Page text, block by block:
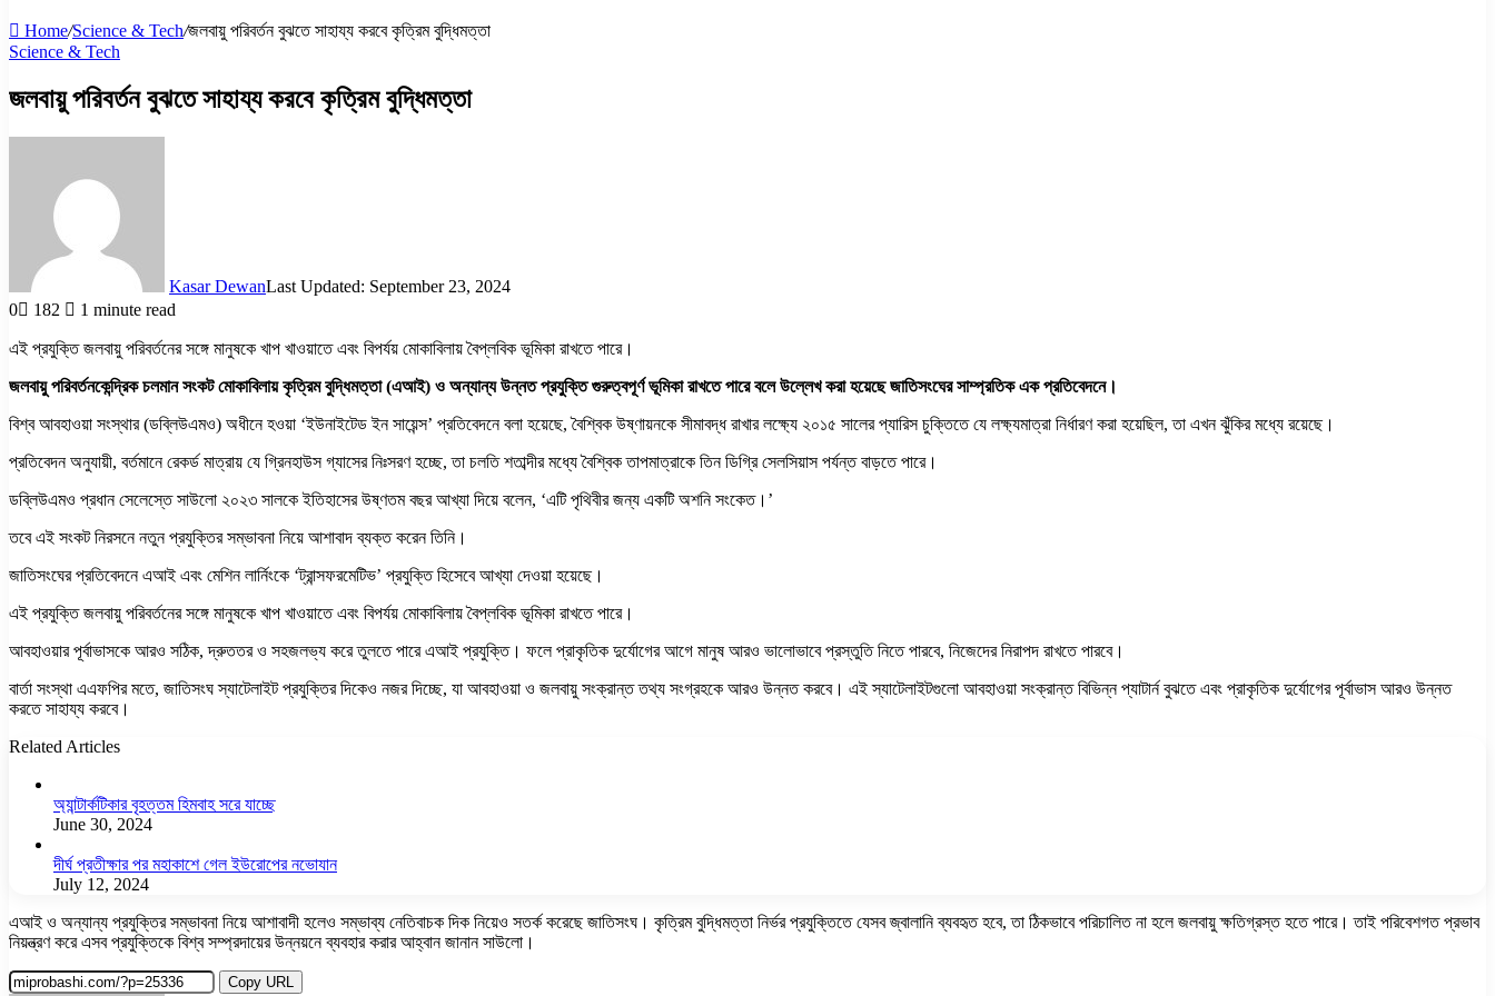
Home/Science & Tech/জলবায়ু পরিবর্তন বুঝতে সাহায্য করবে কৃত্রিম বুদ্ধিমত্তা
Science & Tech
জলবায়ু পরিবর্তন বুঝতে সাহায্য করবে কৃত্রিম বুদ্ধিমত্তা
Kasar DewanLast Updated: September 23, 2024
0
182 1 minute read
এই প্রযুক্তি জলবায়ু পরিবর্তনের সঙ্গে মানুষকে খাপ খাওয়াতে এবং বিপর্যয় মোকাবিলায় বৈপ্লবিক ভূমিকা রাখতে পারে।
জলবায়ু পরিবর্তনকেন্দ্রিক চলমান সংকট মোকাবিলায় কৃত্রিম বুদ্ধিমত্তা (এআই) ও অন্যান্য উন্নত প্রযুক্তি গুরুত্বপূর্ণ ভূমিকা রাখতে পারে বলে উল্লেখ করা হয়েছে জাতিসংঘের সাম্প্রতিক এক প্রতিবেদনে।
বিশ্ব আবহাওয়া সংস্থার (ডব্লিউএমও) অধীনে হওয়া ‘ইউনাইটেড ইন সায়েন্স’ প্রতিবেদনে বলা হয়েছে, বৈশ্বিক উষ্ণায়নকে সীমাবদ্ধ রাখার লক্ষ্যে ২০১৫ সালের প্যারিস চুক্তিতে যে লক্ষ্যমাত্রা নির্ধারণ করা হয়েছিল, তা এখন ঝুঁকির মধ্যে রয়েছে।
প্রতিবেদন অনুযায়ী, বর্তমানে রেকর্ড মাত্রায় যে গ্রিনহাউস গ্যাসের নিঃসরণ হচ্ছে, তা চলতি শতাব্দীর মধ্যে বৈশ্বিক তাপমাত্রাকে তিন ডিগ্রি সেলসিয়াস পর্যন্ত বাড়তে পারে।
ডব্লিউএমও প্রধান সেলেস্তে সাউলো ২০২৩ সালকে ইতিহাসের উষ্ণতম বছর আখ্যা দিয়ে বলেন, ‘এটি পৃথিবীর জন্য একটি অশনি সংকেত।’
তবে এই সংকট নিরসনে নতুন প্রযুক্তির সম্ভাবনা নিয়ে আশাবাদ ব্যক্ত করেন তিনি।
জাতিসংঘের প্রতিবেদনে এআই এবং মেশিন লার্নিংকে ‘ট্রান্সফরমেটিভ’ প্রযুক্তি হিসেবে আখ্যা দেওয়া হয়েছে।
এই প্রযুক্তি জলবায়ু পরিবর্তনের সঙ্গে মানুষকে খাপ খাওয়াতে এবং বিপর্যয় মোকাবিলায় বৈপ্লবিক ভূমিকা রাখতে পারে।
আবহাওয়ার পূর্বাভাসকে আরও সঠিক, দ্রুততর ও সহজলভ্য করে তুলতে পারে এআই প্রযুক্তি। ফলে প্রাকৃতিক দুর্যোগের আগে মানুষ আরও ভালোভাবে প্রস্তুতি নিতে পারবে, নিজেদের নিরাপদ রাখতে পারবে।
বার্তা সংস্থা এএফপির মতে, জাতিসংঘ স্যাটেলাইট প্রযুক্তির দিকেও নজর দিচ্ছে, যা আবহাওয়া ও জলবায়ু সংক্রান্ত তথ্য সংগ্রহকে আরও উন্নত করবে। এই স্যাটেলাইটগুলো আবহাওয়া সংক্রান্ত বিভিন্ন প্যাটার্ন বুঝতে এবং প্রাকৃতিক দুর্যোগের পূর্বাভাস আরও উন্নত
করতে সাহায্য করবে।
Related Articles
অ্যান্টার্কটিকার বৃহত্তম হিমবাহ সরে যাচ্ছে
June 30, 2024
দীর্ঘ প্রতীক্ষার পর মহাকাশে গেল ইউরোপের নভোযান
July 12, 2024
এআই ও অন্যান্য প্রযুক্তির সম্ভাবনা নিয়ে আশাবাদী হলেও সম্ভাব্য নেতিবাচক দিক নিয়েও সতর্ক করেছে জাতিসংঘ। কৃত্রিম বুদ্ধিমত্তা নির্ভর প্রযুক্তিতে যেসব জ্বালানি ব্যবহৃত হবে, তা ঠিকভাবে পরিচালিত না হলে জলবায়ু ক্ষতিগ্রস্ত হতে পারে। তাই পরিবেশগত প্রভাব
নিয়ন্ত্রণ করে এসব প্রযুক্তিকে বিশ্ব সম্প্রদায়ের উন্নয়নে ব্যবহার করার আহ্বান জানান সাউলো।
Copy URL